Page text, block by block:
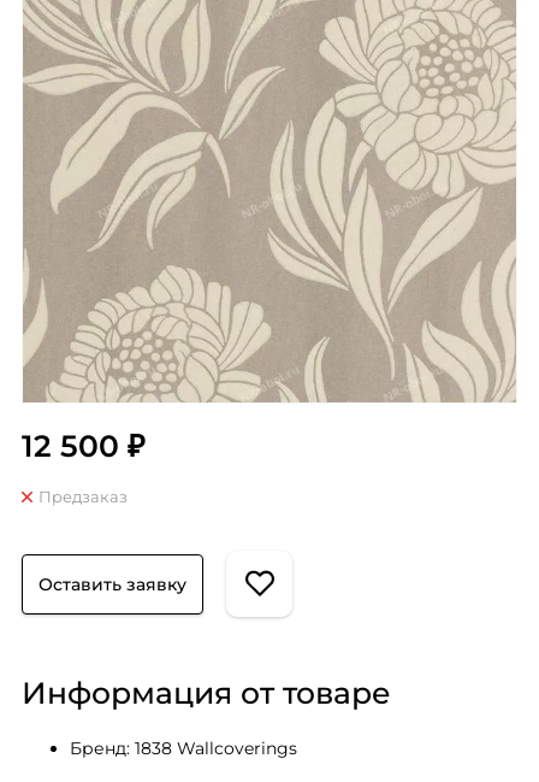
12 500 ₽
Предзаказ
Оставить заявку
Информация от товаре
Бренд: 1838 Wallcoverings